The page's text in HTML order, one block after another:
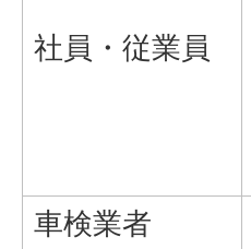
社員・従業員
車検業者